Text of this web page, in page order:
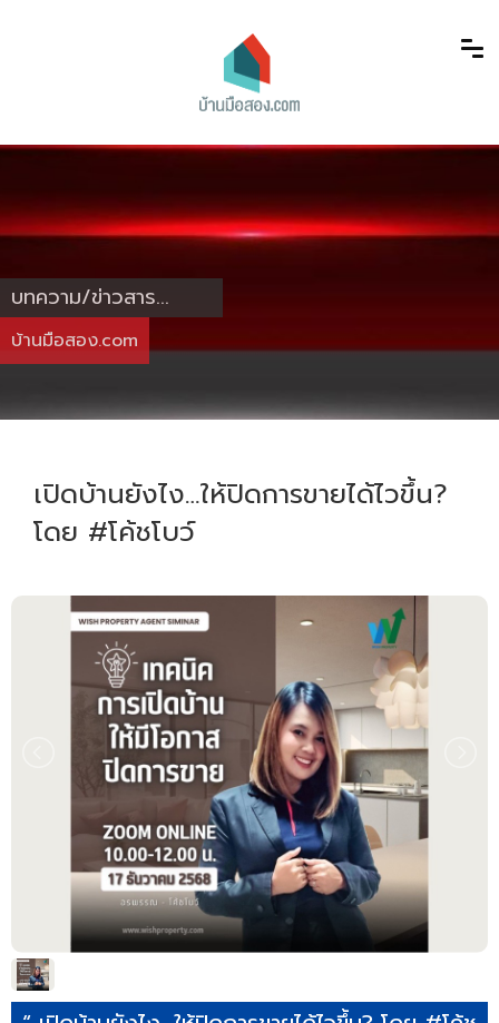
บทความ/ข่าวสาร...
บ้านมือสอง.com
เปิดบ้านยังไง…ให้ปิดการขายได้ไวขึ้น?
โดย #โค้ชโบว์